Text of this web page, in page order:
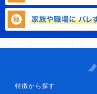
特徴から探す